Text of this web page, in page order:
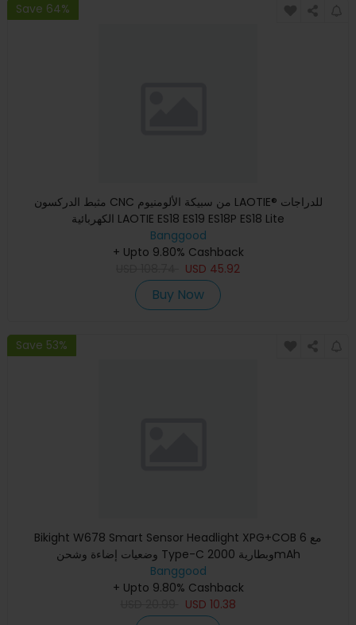
Save 64%
مثبط الدركسون CNC من سبيكة الألومنيوم LAOTIE® للدراجات
الكهربائية LAOTIE ES18 ES19 ES18P ES18 Lite
Banggood
+ Upto 9.80% Cashback
USD 45.92
Buy Now
Save 53%
Bikight W678 Smart Sensor Headlight XPG+COB مع 6
وضعيات إضاءة وشحن Type-C وبطارية 2000mAh
Banggood
+ Upto 9.80% Cashback
USD 10.38